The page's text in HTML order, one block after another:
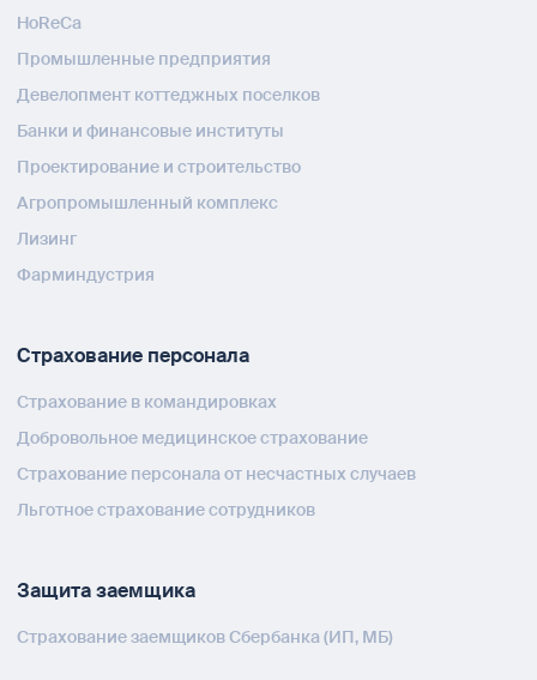
HoReCa
Промышленные предприятия
Девелопмент коттеджных поселков
Банки и финансовые институты
Проектирование и строительство
Агропромышленный комплекс
Лизинг
Фарминдустрия
Страхование персонала
Страхование в командировках
Добровольное медицинское страхование
Страхование персонала от несчастных случаев
Льготное страхование сотрудников
Защита заемщика
Страхование заемщиков Сбербанка (ИП, МБ)